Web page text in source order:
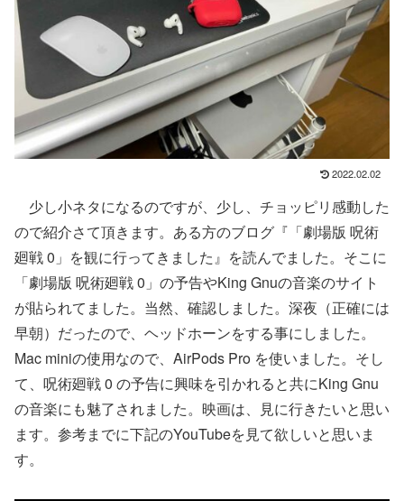
2022.02.02
少し小ネタになるのですが、少し、チョッピリ感動した
ので紹介さて頂きます。ある方のブログ『「劇場版 呪術
廻戦 0」を観に行ってきました』を読んでました。そこに
「劇場版 呪術廻戦 0」の予告やKing Gnuの音楽のサイト
が貼られてました。当然、確認しました。深夜（正確には
早朝）だったので、ヘッドホーンをする事にしました。
Mac miniの使用なので、AirPods Pro を使いました。そし
て、呪術廻戦 0 の予告に興味を引かれると共にKing Gnu
の音楽にも魅了されました。映画は、見に行きたいと思い
ます。参考までに下記のYouTubeを見て欲しいと思いま
す。